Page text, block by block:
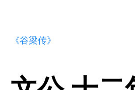
《谷梁传》